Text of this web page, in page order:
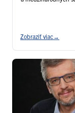
Zobraziť viac→